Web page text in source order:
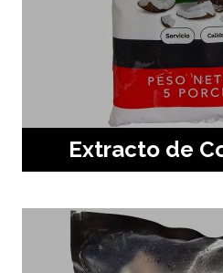
Extracto de